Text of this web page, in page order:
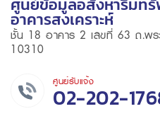
ศูนย์ข้อมูลอสังหาริมทรั
อาคารสงเคราะห์
ชั้น 18 อาคาร 2 เลขที่ 63 ถ.พร
10310
ศูนย์รับแจ้ง
02-202-